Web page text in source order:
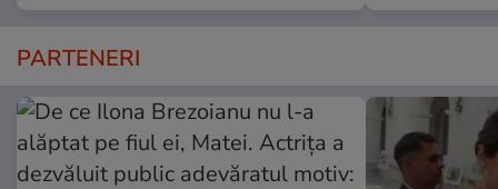
PARTENERI